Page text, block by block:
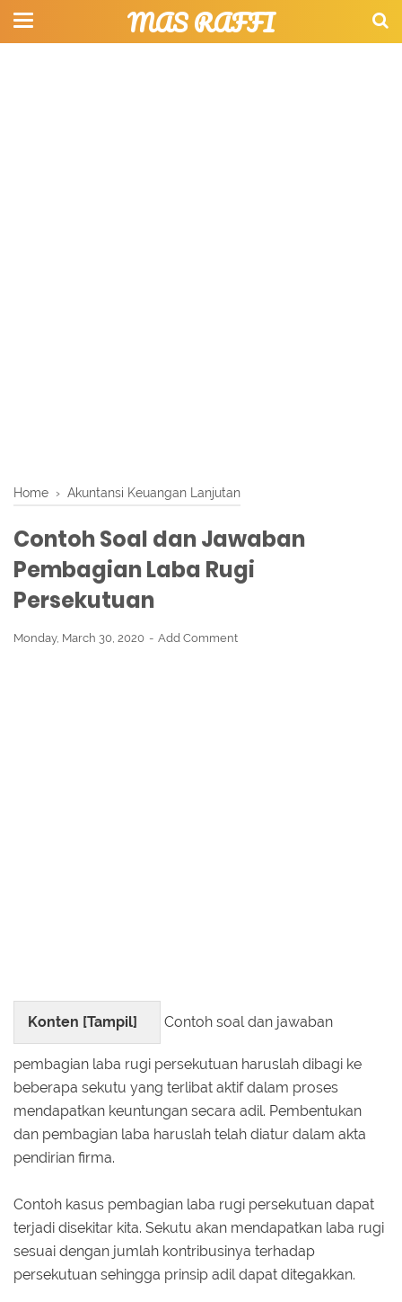
MAS RAFFI
Home › Akuntansi Keuangan Lanjutan
Contoh Soal dan Jawaban
Pembagian Laba Rugi
Persekutuan
Monday, March 30, 2020 Add Comment
Konten [Tampil] Contoh soal dan jawaban
pembagian laba rugi persekutuan haruslah dibagi ke
beberapa sekutu yang terlibat aktif dalam proses
mendapatkan keuntungan secara adil. Pembentukan
dan pembagian laba haruslah telah diatur dalam akta
pendirian firma.
Contoh kasus pembagian laba rugi persekutuan dapat
terjadi disekitar kita. Sekutu akan mendapatkan laba rugi
sesuai dengan jumlah kontribusinya terhadap
persekutuan sehingga prinsip adil dapat ditegakkan.